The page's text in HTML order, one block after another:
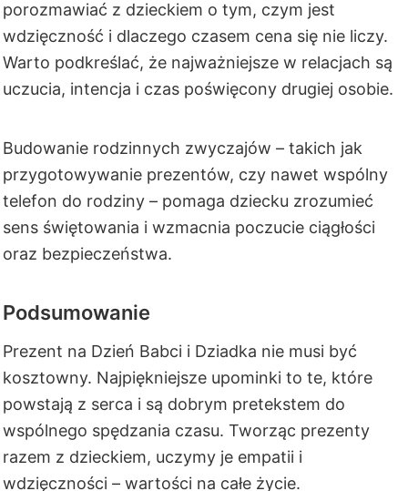
porozmawiać z dzieckiem o tym, czym jest
wdzięczność i dlaczego czasem cena się nie liczy.
Warto podkreślać, że najważniejsze w relacjach są
uczucia, intencja i czas poświęcony drugiej osobie.
Budowanie rodzinnych zwyczajów – takich jak
przygotowywanie prezentów, czy nawet wspólny
telefon do rodziny – pomaga dziecku zrozumieć
sens świętowania i wzmacnia poczucie ciągłości
oraz bezpieczeństwa.
Podsumowanie
Prezent na Dzień Babci i Dziadka nie musi być
kosztowny. Najpiękniejsze upominki to te, które
powstają z serca i są dobrym pretekstem do
wspólnego spędzania czasu. Tworząc prezenty
razem z dzieckiem, uczymy je empatii i
wdzięczności – wartości na całe życie.